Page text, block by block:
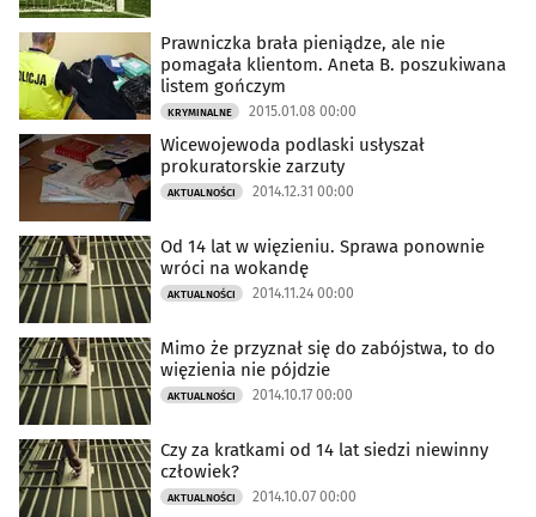
Prawniczka brała pieniądze, ale nie
pomagała klientom. Aneta B. poszukiwana
listem gończym
KRYMINALNE 2015.01.08 00:00
Wicewojewoda podlaski usłyszał
prokuratorskie zarzuty
AKTUALNOŚCI 2014.12.31 00:00
Od 14 lat w więzieniu. Sprawa ponownie
wróci na wokandę
AKTUALNOŚCI 2014.11.24 00:00
Mimo że przyznał się do zabójstwa, to do
więzienia nie pójdzie
AKTUALNOŚCI 2014.10.17 00:00
Czy za kratkami od 14 lat siedzi niewinny
człowiek?
AKTUALNOŚCI 2014.10.07 00:00